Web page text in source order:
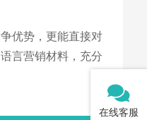
优势，更能直接对
言营销材料，充分
在线客服